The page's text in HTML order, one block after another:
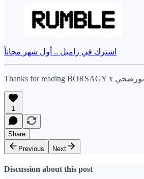
اشترك في رامبل .. أول شهر مجاناً
1
Share
Previous
Next
Discussion about this post